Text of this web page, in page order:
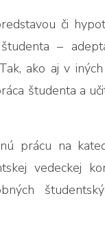
či
–
ako aj v
študenta a
prácu na
vedeckej